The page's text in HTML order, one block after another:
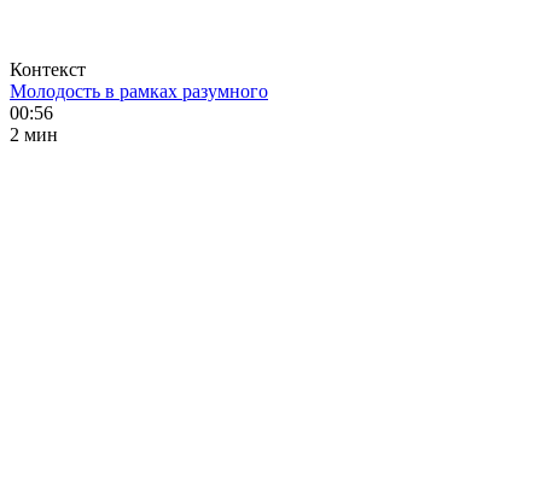
Контекст
Молодость в рамках разумного
00:56
2 мин